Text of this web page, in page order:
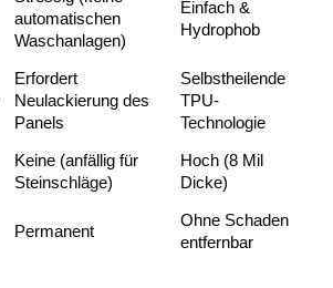
automatischen
Waschanlagen)
Einfach &
Hydrophob
Erfordert
Neulackierung des
Panels
Selbstheilende
TPU-
Technologie
Keine (anfällig für
Steinschläge)
Hoch (8 Mil
Dicke)
Permanent
Ohne Schaden
entfernbar